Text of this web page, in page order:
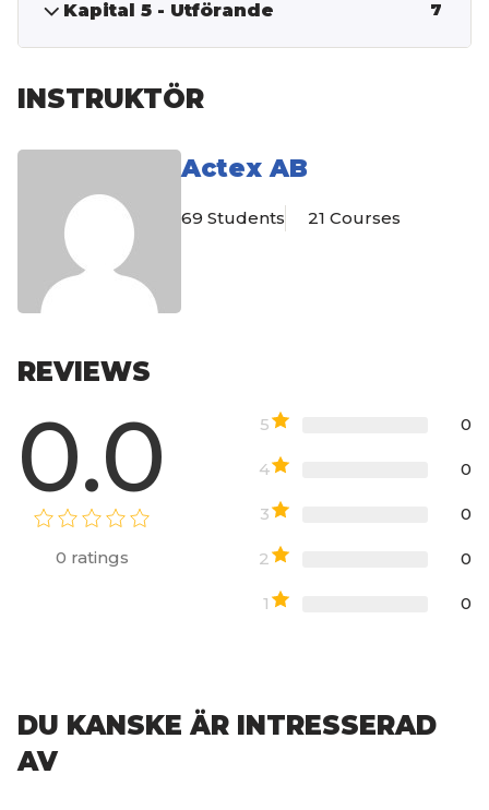
Kapital 5 - Utförande 7
INSTRUKTÖR
Actex AB
69 Students 21 Courses
REVIEWS
0.0
0 ratings
5 0
4 0
3 0
2 0
1 0
DU KANSKE ÄR INTRESSERAD
AV